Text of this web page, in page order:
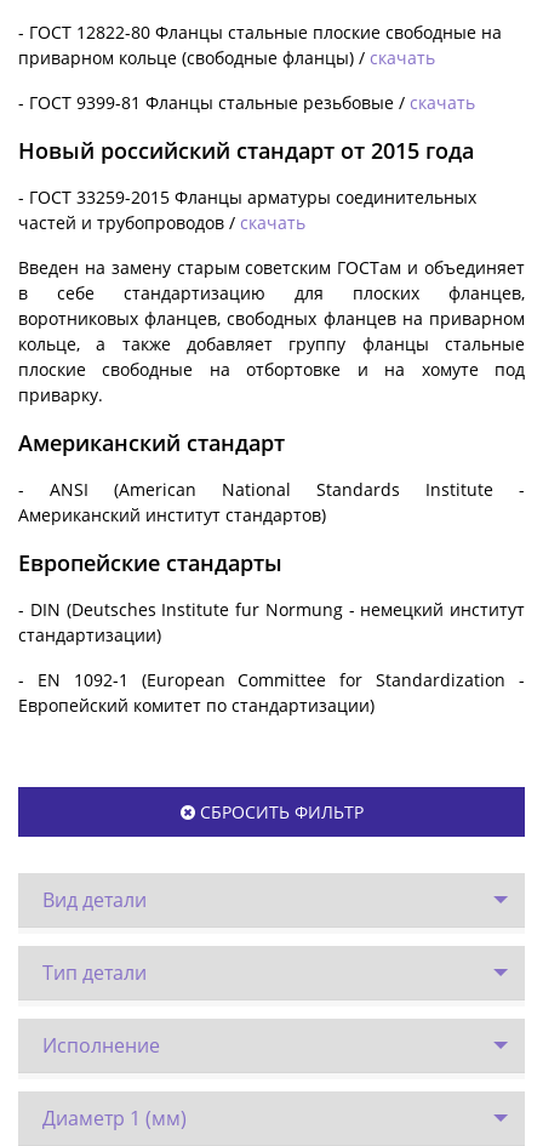
- ГОСТ 12822-80 Фланцы стальные плоские свободные на
приварном кольце (свободные фланцы) / скачать
- ГОСТ 9399-81 Фланцы стальные резьбовые / скачать
Новый российский стандарт от 2015 года
- ГОСТ 33259-2015 Фланцы арматуры соединительных
частей и трубопроводов / скачать
Введен на замену старым советским ГОСТам и объединяет
в себе стандартизацию для плоских фланцев,
воротниковых фланцев, свободных фланцев на приварном
кольце, а также добавляет группу фланцы стальные
плоские свободные на отбортовке и на хомуте под
приварку.
Американский стандарт
- ANSI (American National Standards Institute -
Американский институт стандартов)
Европейские стандарты
- DIN (Deutsches Institute fur Normung - немецкий институт
стандартизации)
- EN 1092-1 (European Committee for Standardization -
Европейский комитет по стандартизации)
СБРОСИТЬ ФИЛЬТР
Вид детали
Тип детали
Исполнение
Диаметр 1 (мм)